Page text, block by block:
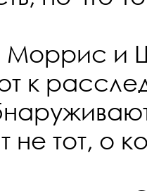
Моррис и
к
не тот, о